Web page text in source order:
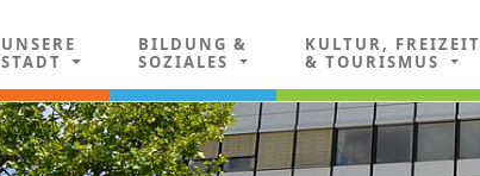
UNSERE
STADT
BILDUNG &
SOZIALES
KULTUR, FREIZEIT
& TOURISMUS